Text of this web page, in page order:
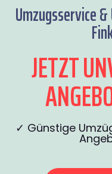
Umzugsservice
JETZT
✓ Günstige